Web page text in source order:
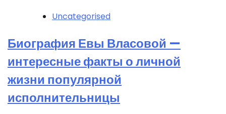
Uncategorised
Биография Евы Власовой —
интересные факты о личной
жизни популярной
исполнительницы